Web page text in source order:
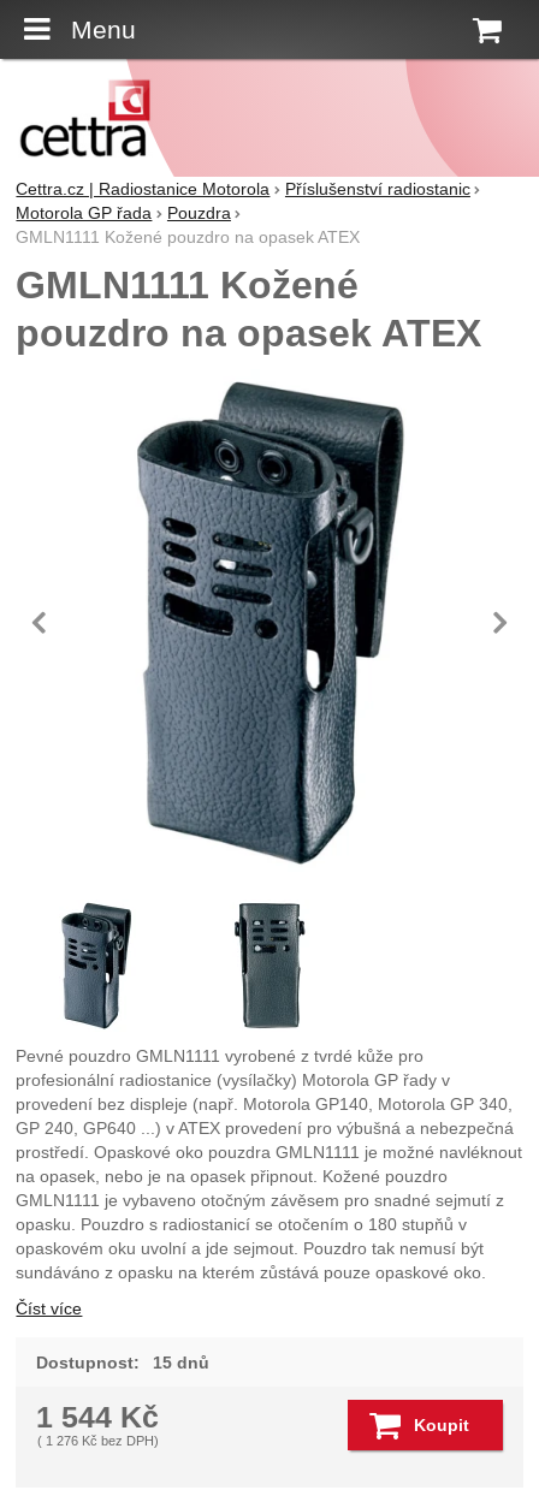
Menu
Cettra.cz | Radiostanice Motorola
Příslušenství radiostanic
Motorola GP řada
Pouzdra
GMLN1111 Kožené pouzdro na opasek ATEX
GMLN1111 Kožené
pouzdro na opasek ATEX
předchozí
Fotografie
Pevné pouzdro GMLN1111 vyrobené z tvrdé kůže pro
profesionální radiostanice (vysílačky) Motorola GP řady v
provedení bez displeje (např. Motorola GP140, Motorola GP 340,
GP 240, GP640 ...) v ATEX provedení pro výbušná a nebezpečná
prostředí. Opaskové oko pouzdra GMLN1111 je možné navléknout
na opasek, nebo je na opasek připnout. Kožené pouzdro
GMLN1111 je vybaveno otočným závěsem pro snadné sejmutí z
opasku. Pouzdro s radiostanicí se otočením o 180 stupňů v
opaskovém oku uvolní a jde sejmout. Pouzdro tak nemusí být
sundáváno z opasku na kterém zůstává pouze opaskové oko.
Číst více
Dostupnost: 15 dnů
1 544 Kč
(1 276 Kč bez DPH)
Koupit